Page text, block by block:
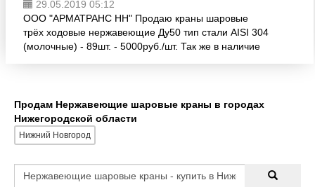
29.05.2019 05:12
ООО "АРМАТРАНС НН" Продаю краны шаровые
трёх ходовые нержавеющие Ду50 тип стали AISI 304
(молочные) - 89шт. - 5000руб./шт. Так же в наличие
Продам Нержавеющие шаровые краны в городах
Нижегородской области
Нижний Новгород